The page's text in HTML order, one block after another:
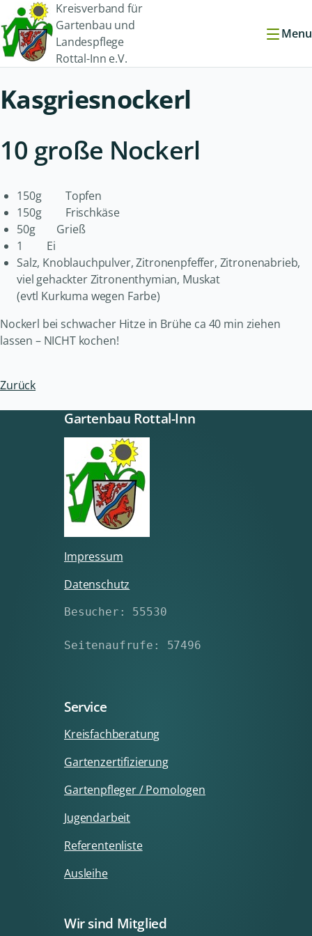
Kreisverband für
Gartenbau und
Landespflege
Rottal-Inn e.V.
Menu
Kasgriesnockerl
10 große Nockerl
150g Topfen
150g Frischkäse
50g Grieß
1 Ei
Salz, Knoblauchpulver, Zitronenpfeffer, Zitronenabrieb,
viel gehackter Zitronenthymian, Muskat
(evtl Kurkuma wegen Farbe)
Nockerl bei schwacher Hitze in Brühe ca 40 min ziehen
lassen – NICHT kochen!
Zurück
Gartenbau Rottal-Inn
Impressum
Datenschutz
Besucher: 55530
Seitenaufrufe: 57496
Service
Kreisfachberatung
Gartenzertifizierung
Gartenpfleger / Pomologen
Jugendarbeit
Referentenliste
Ausleihe
Wir sind Mitglied